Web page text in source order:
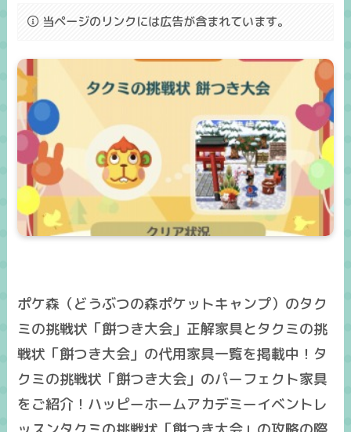
当ページのリンクには広告が含まれています。
ポケ森（どうぶつの森ポケットキャンプ）のタク
ミの挑戦状「餅つき大会」正解家具とタクミの挑
戦状「餅つき大会」の代用家具一覧を掲載中！タ
クミの挑戦状「餅つき大会」のパーフェクト家具
をご紹介！ハッピーホームアカデミーイベントレ